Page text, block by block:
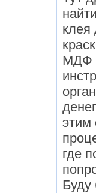
клея
МДФ
этим
где
Буду